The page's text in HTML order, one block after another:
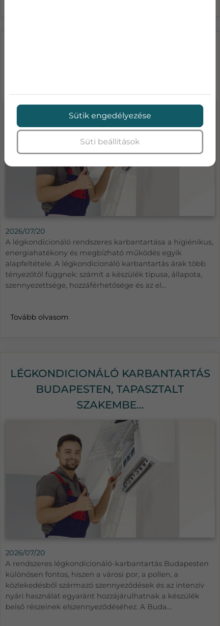
2026/07/20
A légkondicionáló rendszeres karbantartása a higiénikus,
energiahatékony és megbízható működés egyik
alapfeltétele. A légkondicionáló karbantartás árak több
tényezőtől függnek: számít a készülék típusa, állapota,
szennyezettsége, hozzáférhetősége és az el...
Tovább olvasom
LÉGKONDICIONÁLÓ KARBANTARTÁS
BUDAPESTEN, TAPASZTALT
SZAKEMBE...
2026/07/20
A rendszeres légkondicionáló-karbantartás Budapesten
különösen fontos, hiszen a városi por, a pollen, a
közlekedésből származó szennyeződések és az intenzív
nyári használat egyaránt hozzájárulhatnak a készülék
belső részeinek elszennyeződéséhez. A Buda...
Sütik engedélyezése
Süti beállítások